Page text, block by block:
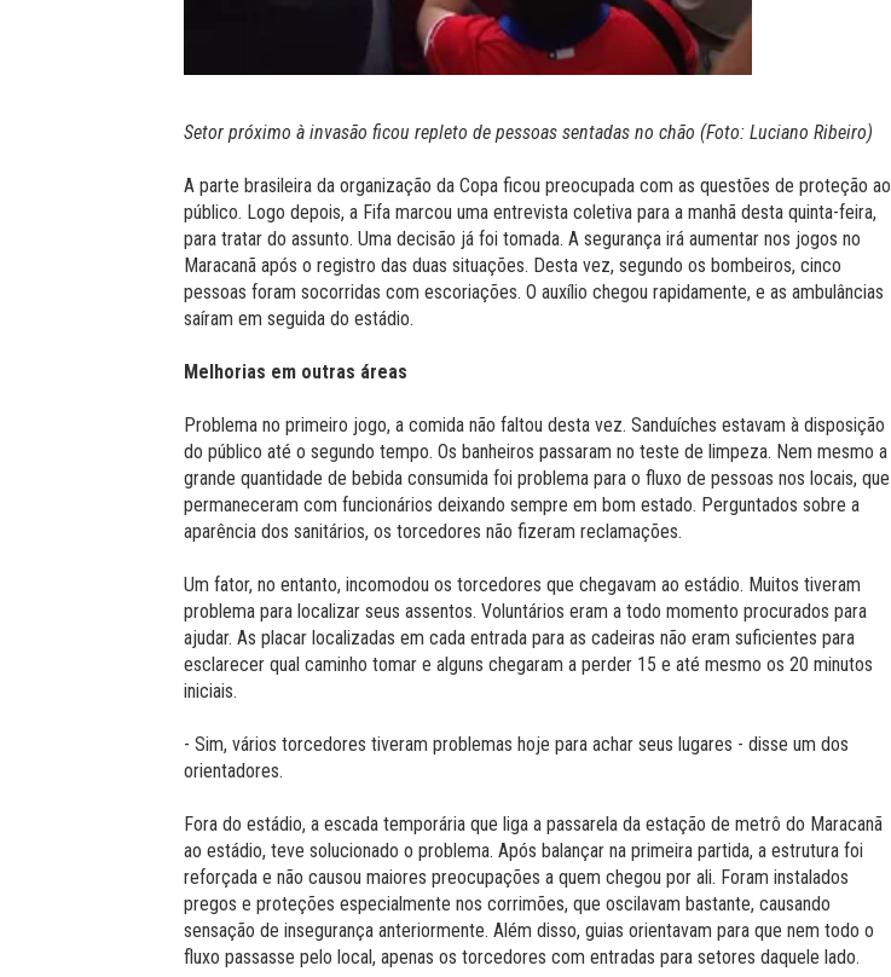
Setor próximo à invasão ficou repleto de pessoas sentadas no chão (Foto: Luciano Ribeiro)
A parte brasileira da organização da Copa ficou preocupada com as questões de proteção ao
público. Logo depois, a Fifa marcou uma entrevista coletiva para a manhã desta quinta-feira,
para tratar do assunto. Uma decisão já foi tomada. A segurança irá aumentar nos jogos no
Maracanã após o registro das duas situações. Desta vez, segundo os bombeiros, cinco
pessoas foram socorridas com escoriações. O auxílio chegou rapidamente, e as ambulâncias
saíram em seguida do estádio.
Melhorias em outras áreas
Problema no primeiro jogo, a comida não faltou desta vez. Sanduíches estavam à disposição
do público até o segundo tempo. Os banheiros passaram no teste de limpeza. Nem mesmo a
grande quantidade de bebida consumida foi problema para o fluxo de pessoas nos locais, que
permaneceram com funcionários deixando sempre em bom estado. Perguntados sobre a
aparência dos sanitários, os torcedores não fizeram reclamações.
Um fator, no entanto, incomodou os torcedores que chegavam ao estádio. Muitos tiveram
problema para localizar seus assentos. Voluntários eram a todo momento procurados para
ajudar. As placar localizadas em cada entrada para as cadeiras não eram suficientes para
esclarecer qual caminho tomar e alguns chegaram a perder 15 e até mesmo os 20 minutos
iniciais.
- Sim, vários torcedores tiveram problemas hoje para achar seus lugares - disse um dos
orientadores.
Fora do estádio, a escada temporária que liga a passarela da estação de metrô do Maracanã
ao estádio, teve solucionado o problema. Após balançar na primeira partida, a estrutura foi
reforçada e não causou maiores preocupações a quem chegou por ali. Foram instalados
pregos e proteções especialmente nos corrimões, que oscilavam bastante, causando
sensação de insegurança anteriormente. Além disso, guias orientavam para que nem todo o
fluxo passasse pelo local, apenas os torcedores com entradas para setores daquele lado.